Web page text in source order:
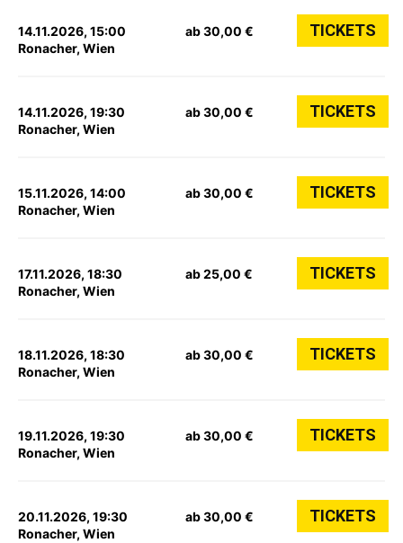
14.11.2026, 15:00
Ronacher, Wien
ab 30,00 € TICKETS
14.11.2026, 19:30
Ronacher, Wien
ab 30,00 € TICKETS
15.11.2026, 14:00
Ronacher, Wien
ab 30,00 € TICKETS
17.11.2026, 18:30
Ronacher, Wien
ab 25,00 € TICKETS
18.11.2026, 18:30
Ronacher, Wien
ab 30,00 € TICKETS
19.11.2026, 19:30
Ronacher, Wien
ab 30,00 € TICKETS
20.11.2026, 19:30
Ronacher, Wien
ab 30,00 € TICKETS